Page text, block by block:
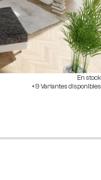
En stock
+9 Variantes disponibles